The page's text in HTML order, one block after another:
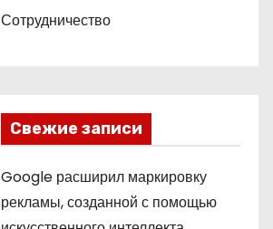
Сотрудничество
Свежие записи
Google расширил маркировку
рекламы, созданной с помощью